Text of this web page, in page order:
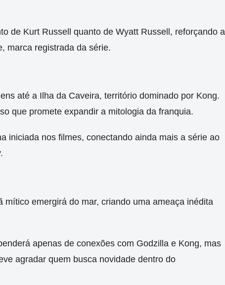
de Kurt Russell quanto de Wyatt Russell, reforçando a
marca registrada da série.
até a Ilha da Caveira, território dominado por Kong.
que promete expandir a mitologia da franquia.
iniciada nos filmes, conectando ainda mais a série ao
mítico emergirá do mar, criando uma ameaça inédita
apenas de conexões com Godzilla e Kong, mas
agradar quem busca novidade dentro do